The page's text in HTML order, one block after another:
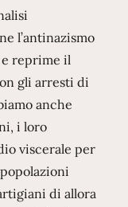
l’antinazismo
reprime il
gli arresti di
anche
i loro
viscerale per
di allora